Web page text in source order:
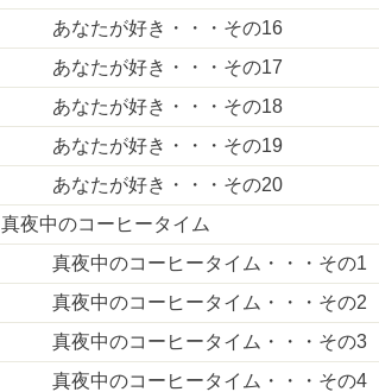
あなたが好き・・・その16
あなたが好き・・・その17
あなたが好き・・・その18
あなたが好き・・・その19
あなたが好き・・・その20
真夜中のコーヒータイム
真夜中のコーヒータイム・・・その1
真夜中のコーヒータイム・・・その2
真夜中のコーヒータイム・・・その3
真夜中のコーヒータイム・・・その4